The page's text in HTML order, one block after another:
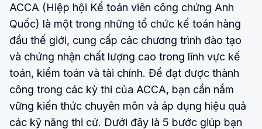
ACCA (Hiệp hội Kế toán viên công chứng Anh
Quốc) là một trong những tổ chức kế toán hàng
đầu thế giới, cung cấp các chương trình đào tạo
và chứng nhận chất lượng cao trong lĩnh vực kế
toán, kiểm toán và tài chính. Để đạt được thành
công trong các kỳ thi của ACCA, bạn cần nắm
vững kiến thức chuyên môn và áp dụng hiệu quả
các kỹ năng thi cử. Dưới đây là 5 bước giúp bạn